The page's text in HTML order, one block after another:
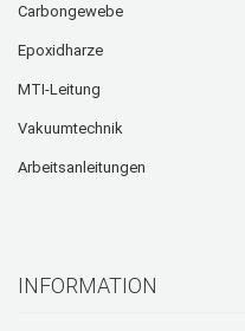
Carbongewebe
Epoxidharze
MTI-Leitung
Vakuumtechnik
Arbeitsanleitungen
INFORMATION